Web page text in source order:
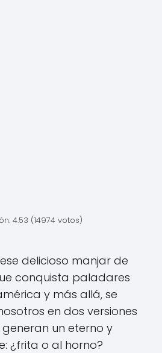
4.53 (14974 votos)
delicioso manjar de
conquista paladares
y más allá, se
en dos versiones
un eterno y
¿frita o al horno?